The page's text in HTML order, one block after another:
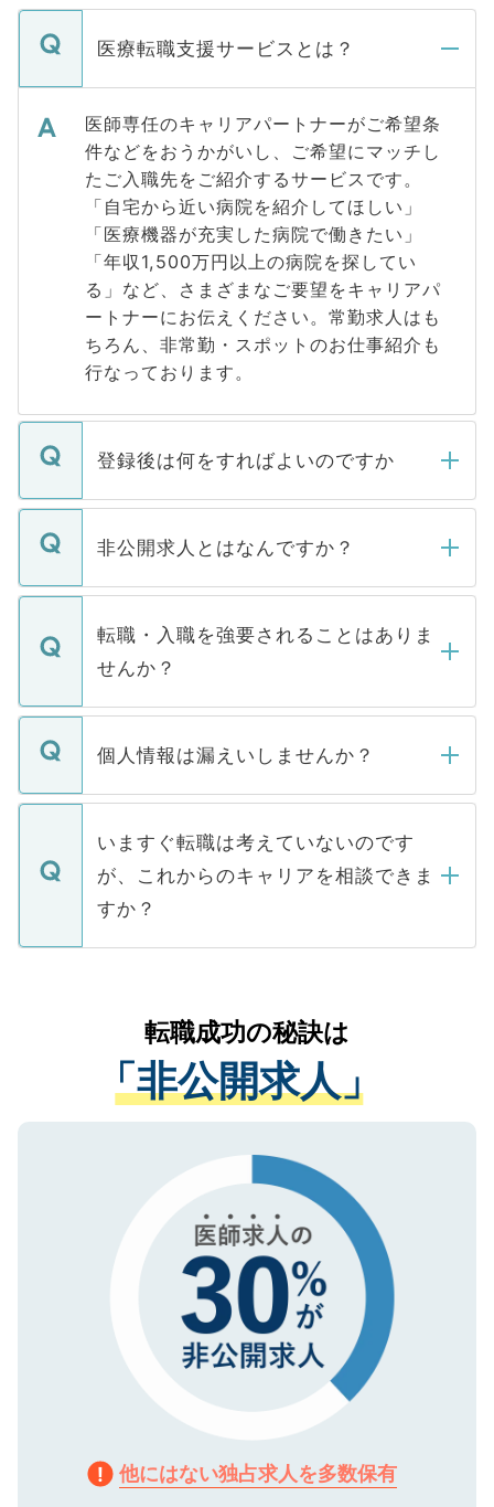
医療転職支援サービスとは？
医師専任のキャリアパートナーがご希望条
件などをおうかがいし、ご希望にマッチし
たご入職先をご紹介するサービスです。
「自宅から近い病院を紹介してほしい」
「医療機器が充実した病院で働きたい」
「年収1,500万円以上の病院を探してい
る」など、さまざまなご要望をキャリアパ
ートナーにお伝えください。常勤求人はも
ちろん、非常勤・スポットのお仕事紹介も
行なっております。
登録後は何をすればよいのですか
ご登録いただきましたら、弊社担当者がご
登録内容を確認し、その後メールもしくは
ます。通常、5営業日以内にはご連絡をせて
いただきますので、しばらくお待ちくださ
非公開求人とはなんですか？
マイナビDOCTORで取り扱っている求人の
うち約3割は、Webサイトからご覧いただ
けない「非公開求人」です。非公開求人は
下記の理由によって、一般には公開してい
ません。
■応募殺到を避けるため 人気のある医療機
関を公にしてしまうと、応募が殺到する場
に、医療機関が求める条件に合った人材の
みを人材紹介会社に依頼するケースが増え
ています。
転職・入職を強要されることはありま
せんか？
転職・入職を強要することは一切ありませ
ん。また、仮に応募先から内定をいただい
定を承諾する必要はありません。内定先へ
の辞退の連絡はキャリアパートナーが行い
個人情報は漏えいしませんか？
個人情報が漏えいすることはありませんの
で、ご安心ください。当サイトからの登録
などで収集したご登録者様の個人情報は、
ご本人のキャリアアップおよび転職活動の
支援を目的に使用いたします。お預かりし
ているすべての個人データはご本人の許可
は、個人情報の取り扱いについての厳密な
管理基準を満たした事業者のみに付与され
る、プライバシーマークを取得済みです。
で、機密保持に関してもご安心ください。
いますぐ転職は考えていないのです
が、これからのキャリアを相談できま
すか？
かがいして、現在の医療機関の状況や紹介
経験をまじえながら、適切なアドバイスを
させていただきます。すぐにご転職をされ
ない方には、長期的なサポートが可能です
ので、まずはご登録ください。
転職成功の秘訣は
「非公開求人」
他にはない独占求人を多数保有